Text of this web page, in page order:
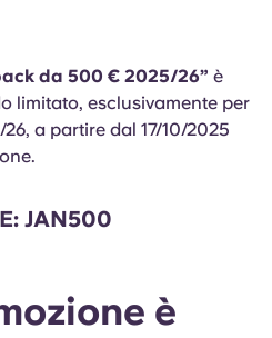
Lingua
(GB)
ora
da 500 € 2025/26” è
limitato, esclusivamente per
a partire dal 17/10/2025
JAN500
è